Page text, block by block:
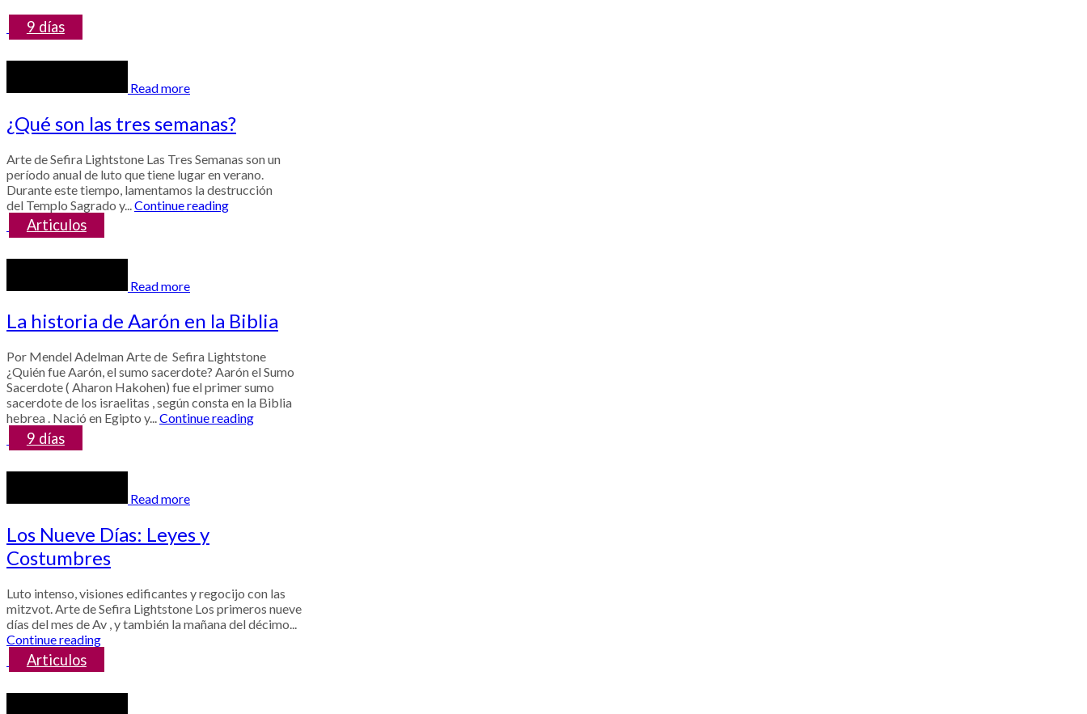
9 días
Read more
¿Qué son las tres semanas?
Arte de Sefira Lightstone Las Tres Semanas son un
período anual de luto que tiene lugar en verano.
Durante este tiempo, lamentamos la destrucción
del Templo Sagrado y... Continue reading
Articulos
Read more
La historia de Aarón en la Biblia
Por Mendel Adelman Arte de Sefira Lightstone
¿Quién fue Aarón, el sumo sacerdote? Aarón el Sumo
Sacerdote ( Aharon Hakohen) fue el primer sumo
sacerdote de los israelitas , según consta en la Biblia
hebrea . Nació en Egipto y...Continue reading
9 días
Read more
Los Nueve Días: Leyes y
Costumbres
Luto intenso, visiones edificantes y regocijo con las
mitzvot. Arte de Sefira Lightstone Los primeros nueve
días del mes de Av , y también la mañana del décimo...
Continue reading
Articulos